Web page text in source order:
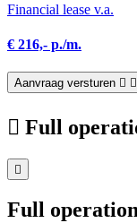
Financial lease v.a.
€ 216,- p./m.
Aanvraag versturen
Full
Full